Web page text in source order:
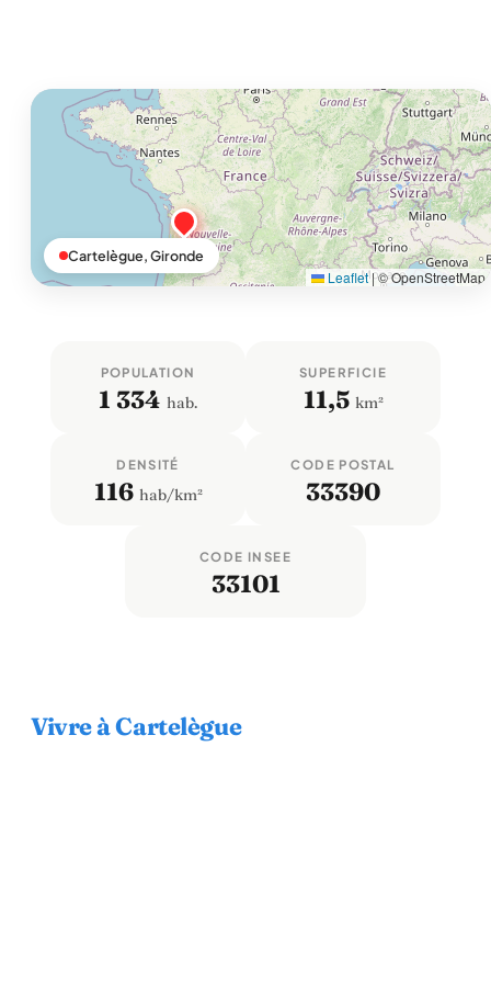
Leaflet |© OpenStreetMap
Cartelègue, Gironde
POPULATION
1 334 hab.
SUPERFICIE
11,5 km²
DENSITÉ
116 hab/km²
CODE POSTAL
33390
CODE INSEE
33101
Vivre à Cartelègue